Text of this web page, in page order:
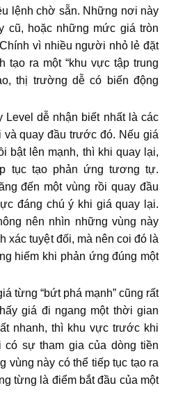
lệnh chờ sẵn. Những nơi này
cũ, hoặc những mức giá tròn
vì nhiều người nhỏ lẻ đặt
tạo ra một “khu vực tập trung
thị trường dễ có biến động
Level dễ nhận biết nhất là các
quay đầu trước đó. Nếu giá
bật lên mạnh, thì khi quay lại,
tục tạo phản ứng tương tự.
đến một vùng rồi quay đầu
đáng chú ý khi giá quay lại.
nên nhìn những vùng này
xác tuyệt đối, mà nên coi đó là
hiếm khi phản ứng đúng một
từng “bứt phá mạnh” cũng rất
giá đi ngang một thời gian
nhanh, thì khu vực trước khi
sự tham gia của dòng tiền
vùng này có thể tiếp tục tạo ra
từng là điểm bắt đầu của một